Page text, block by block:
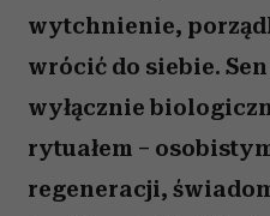
wytchnienie,
wrócić do siebie.
wyłącznie
rytuałem –
regeneracji,